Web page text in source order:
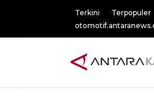
Terkini Terpopuler